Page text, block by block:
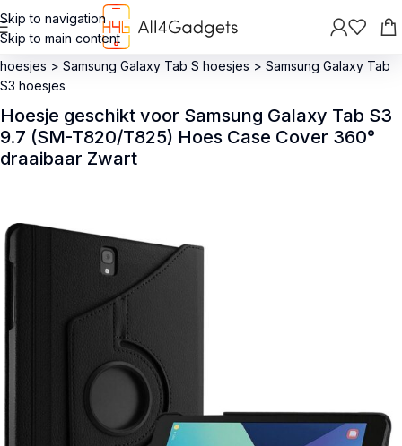
Skip to navigation
Skip to main content
Terug>Hoesjes>Samsung hoesjes
hoesjes > Samsung Galaxy Tab S hoesjes > Samsung Galaxy Tab
S3 hoesjes
Hoesje geschikt voor Samsung Galaxy Tab S3
9.7 (SM-T820/T825) Hoes Case Cover 360°
draaibaar Zwart